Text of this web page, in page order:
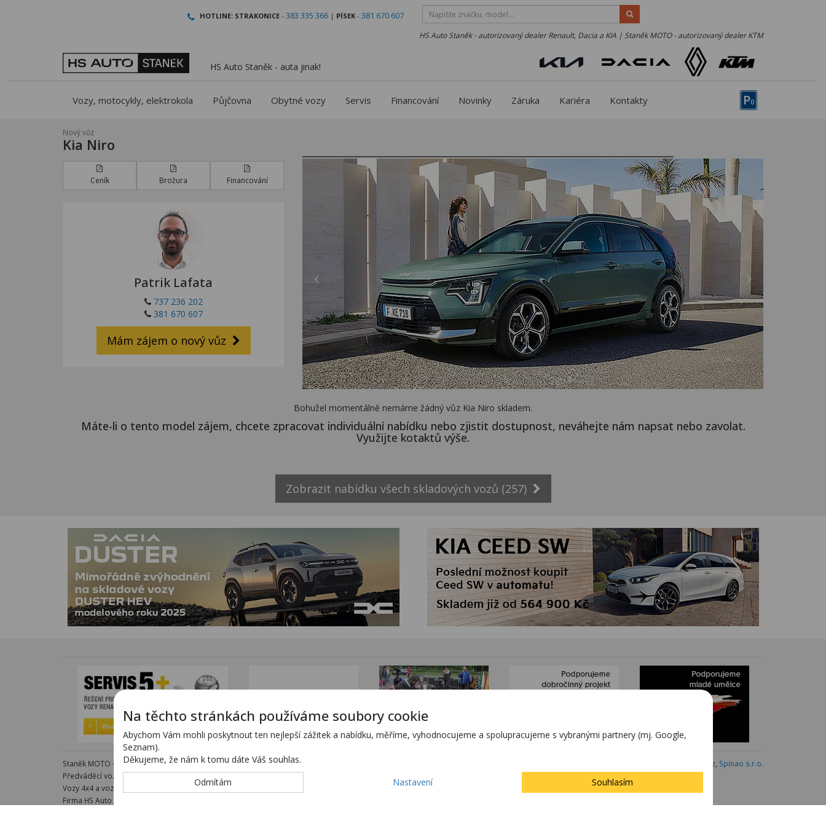
HOTLINE: STRAKONICE - 383 335 366 | PÍSEK - 381 670 607
HS Auto Staněk - autorizovaný dealer Renault, Dacia a KIA | Staněk MOTO - autorizovaný dealer KTM
HS Auto Staněk - auta jinak!
P0
Vozy, motocykly, elektrokola Půjčovna Obytné vozy Servis Financování Novinky Záruka Kariéra Kontakty
Nový vůz
Kia Niro
Ceník Brožura Financování
Patrik Lafata
737 236 202
381 670 607
Mám zájem o nový vůz
Bohužel momentálně nemáme žádný vůz Kia Niro skladem.
Máte-li o tento model zájem, chcete zpracovat individuální nabídku nebo zjistit dostupnost, neváhejte nám napsat nebo zavolat.
Využijte kotaktů výše.
Zobrazit nabídku všech skladových vozů (257)
Staněk MOTO - autorizovaný dealer KTM - e-shop s kompletním sortimentem KTM
Předváděcí vozy - kompletní nabídka na specializovaných stránkáchwww.predvadeci-vozy.cz
Vozy 4x4 a vozy SUV - kompletní nabídka na specializovaných stránkách
Firma HS Auto Staněk s.r.o. si vyhrazuje právo změny vyplývající z chyby zadání.
Blovský.cz Spinao s.r.o.
Na těchto stránkách používáme soubory cookie
Abychom Vám mohli poskytnout ten nejlepší zážitek a nabídku, měříme, vyhodnocujeme a spolupracujeme s vybranými partnery (mj. Google,
Seznam).
Děkujeme, že nám k tomu dáte Váš souhlas.
Odmítám
Nastavení Souhlasím